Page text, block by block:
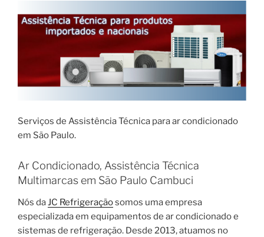
Serviços de Assistência Técnica para ar condicionado
em São Paulo.
Ar Condicionado, Assistência Técnica
Multimarcas em São Paulo Cambuci
Nós daJC Refrigeraçãosomos uma empresa
especializada em equipamentos de ar condicionado e
sistemas de refrigeração. Desde 2013, atuamos no